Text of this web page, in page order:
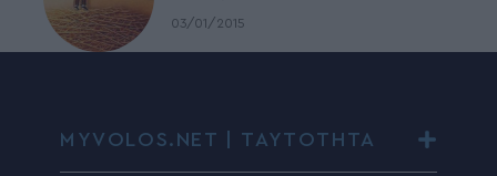
03/01/2015
MYVOLOS.NET | ΤΑΥΤΟΤΗΤΑ